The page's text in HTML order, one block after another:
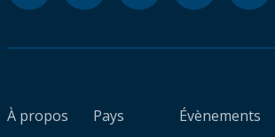
À propos
Pays
Évènements